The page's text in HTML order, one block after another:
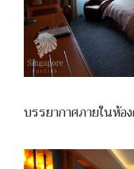
บรรยากาศภายในห้